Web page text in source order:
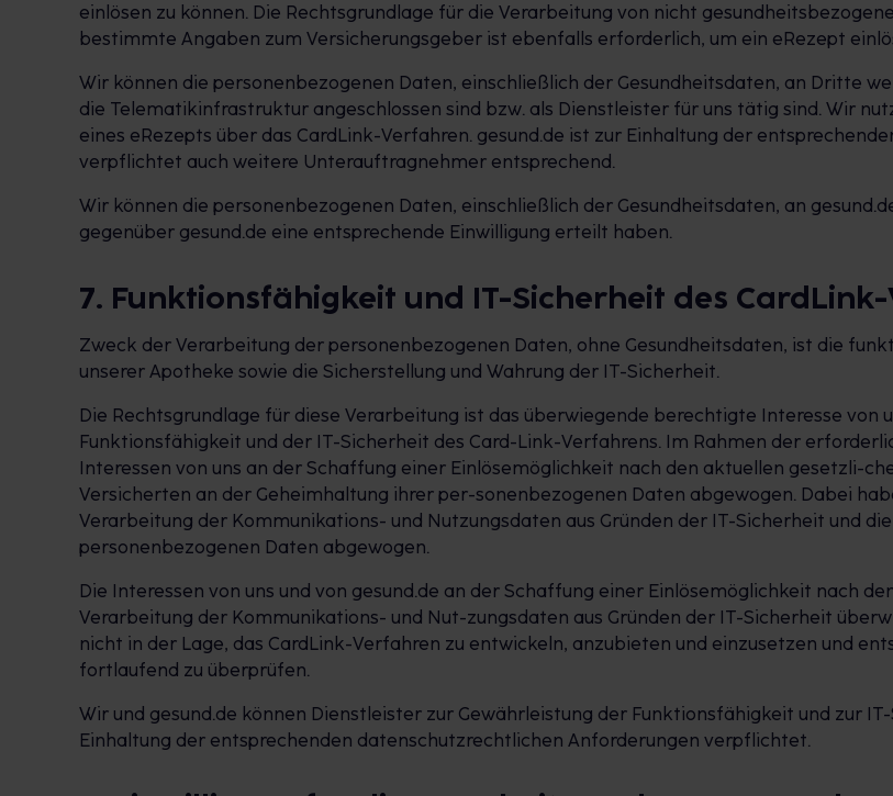
einlösen zu können. Die Rechtsgrundlage für die Verarbeitung von nicht
bestimmte Angaben zum Versicherungsgeber ist ebenfalls erforderlich, um ein eRezept
Wir können die personenbezogenen Daten, einschließlich der Gesundheitsdaten, an Dritte
die Telematikinfrastruktur angeschlossen sind bzw. als Dienstleister für uns tätig sind. Wir
eines eRezepts über das CardLink-Verfahren. gesund.de ist zur Einhaltung der
verpflichtet auch weitere Unterauftragnehmer entsprechend.
Wir können die personenbezogenen Daten, einschließlich der Gesundheitsdaten, an
gegenüber gesund.de eine entsprechende Einwilligung erteilt haben.
7. Funktionsfähigkeit und IT-Sicherheit des
Zweck der Verarbeitung der personenbezogenen Daten, ohne Gesundheitsdaten, ist die
unserer Apotheke sowie die Sicherstellung und Wahrung der IT-Sicherheit.
Die Rechtsgrundlage für diese Verarbeitung ist das überwiegende berechtigte Interesse von
Funktionsfähigkeit und der IT-Sicherheit des Card-Link-Verfahrens. Im Rahmen der
Interessen von uns an der Schaffung einer Einlösemöglichkeit nach den aktuellen gesetzli-
Versicherten an der Geheimhaltung ihrer per-sonenbezogenen Daten abgewogen. Dabei
Verarbeitung der Kommunikations- und Nutzungsdaten aus Gründen der IT-Sicherheit und
personenbezogenen Daten abgewogen.
Die Interessen von uns und von gesund.de an der Schaffung einer Einlösemöglichkeit nach
Verarbeitung der Kommunikations- und Nut-zungsdaten aus Gründen der IT-Sicherheit
nicht in der Lage, das CardLink-Verfahren zu entwickeln, anzubieten und einzusetzen und
fortlaufend zu überprüfen.
Wir und gesund.de können Dienstleister zur Gewährleistung der Funktionsfähigkeit und zur
Einhaltung der entsprechenden datenschutzrechtlichen Anforderungen verpflichtet.